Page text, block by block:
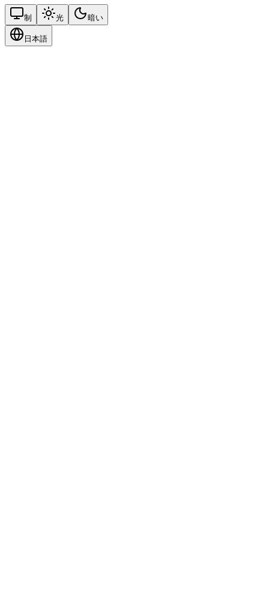
制 光 暗い
日本語